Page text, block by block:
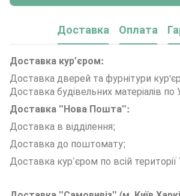
Доставка Оплата
Доставка кур'єром:
Доставка дверей та фурнітури
Доставка будівельних матеріалів по
Доставка "Нова Пошта":
Доставка в відділення;
Доставка до поштомату;
Доставка кур’єром по всій території